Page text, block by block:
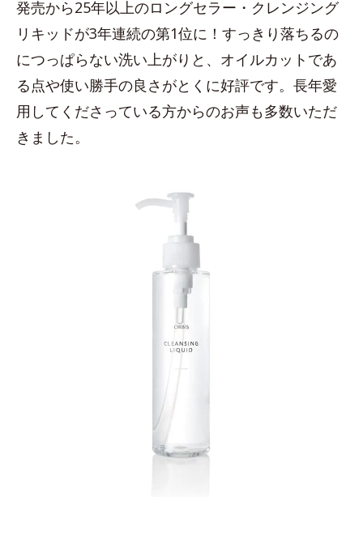
発売から25年以上のロングセラー・クレンジング
リキッドが3年連続の第1位に！すっきり落ちるの
につっぱらない洗い上がりと、オイルカットであ
る点や使い勝手の良さがとくに好評です。長年愛
用してくださっている方からのお声も多数いただ
きました。